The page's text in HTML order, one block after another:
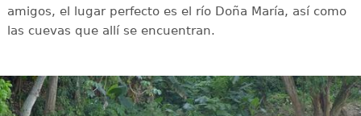
amigos, el lugar perfecto es el río Doña María, así como
las cuevas que allí se encuentran.